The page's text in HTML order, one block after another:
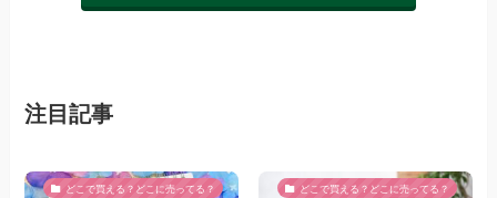
注目記事
どこで買える？どこに売ってる？ どこで買える？どこに売ってる？